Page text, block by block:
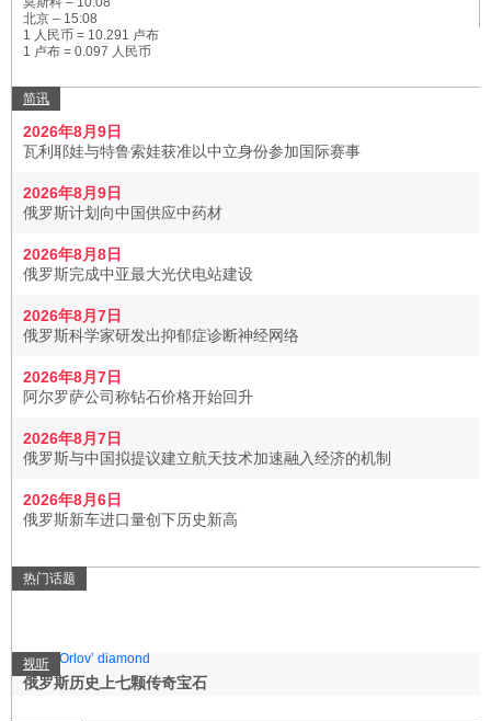
北京 – 15:08
1 人民币 = 10.291 卢布
1 卢布 = 0.097 人民币
简讯
2026年8月9日
瓦利耶娃与特鲁索娃获准以中立身份参加国际赛事
2026年8月9日
俄罗斯计划向中国供应中药材
2026年8月8日
俄罗斯完成中亚最大光伏电站建设
2026年8月7日
俄罗斯科学家研发出抑郁症诊断神经网络
2026年8月7日
阿尔罗萨公司称钻石价格开始回升
2026年8月7日
俄罗斯与中国拟提议建立航天技术加速融入经济的机制
2026年8月6日
俄罗斯新车进口量创下历史新高
热门话题
视听
俄罗斯历史上七颗传奇宝石